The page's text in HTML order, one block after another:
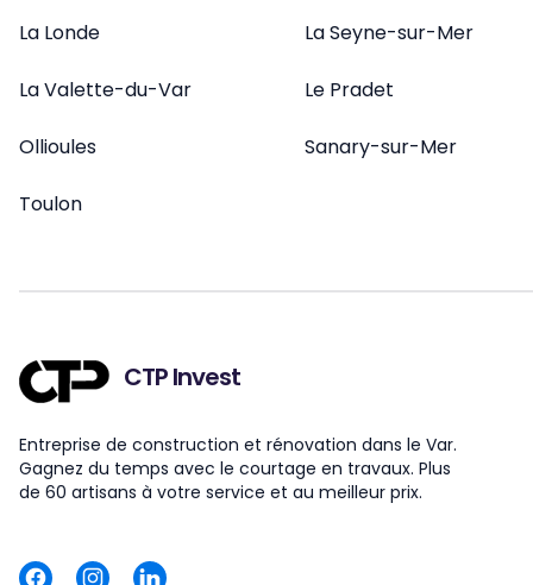
La Londe La Seyne-sur-Mer
La Valette-du-Var Le Pradet
Ollioules Sanary-sur-Mer
Toulon
CTP Invest
Entreprise de construction et rénovation dans le Var.
Gagnez du temps avec le courtage en travaux. Plus
de 60 artisans à votre service et au meilleur prix.